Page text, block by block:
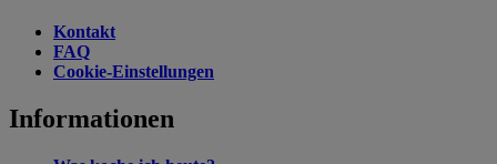
Kontakt
FAQ
Cookie-Einstellungen
Informationen